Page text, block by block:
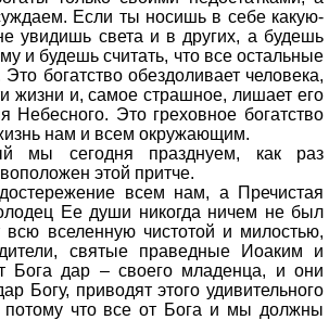
Если ты носишь в себе какую-
увидишь света и в других, а будешь
и будешь считать, что все остальные
богатство обездоливает человека,
жизни и, самое страшное, лишает его
Небесного. Это греховное богатство
нам и всем окружающим.
мы сегодня празднуем, как раз
этой притче.
всем нам, а Пречистая
Ее души никогда ничем не был
всю вселенную чистотой и милостью,
святые праведные Иоаким и
Бога дар – своего младенца, и они
Богу, приводят этого удивительного
что все от Бога и мы должны